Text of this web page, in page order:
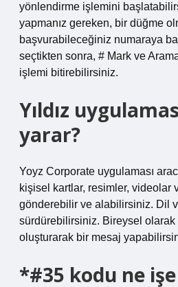
yönlendirme işlemini
yapmanız gereken, bir düğme
başvurabileceğiniz numaraya
seçtikten sonra, # Mark ve
işlemi bitirebilirsiniz.
Yıldız
yarar?
Yoyz Corporate uygulaması
kişisel kartlar, resimler, videolar
gönderebilir ve alabilirsiniz. Dil
sürdürebilirsiniz. Bireysel olarak
oluşturarak bir mesaj
*#35 kodu ne